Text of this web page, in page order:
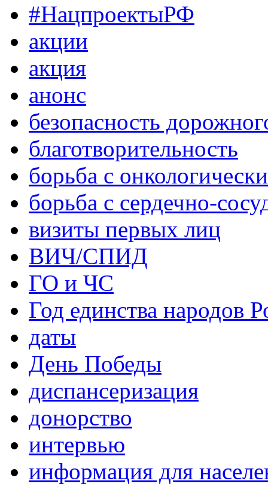
#НацпроектыРФ
акции
акция
анонс
безопасность
благотворительность
борьба с
борьба с сердечно-
визиты первых лиц
ВИЧ/СПИД
ГО и ЧС
Год единства народов
даты
День Победы
диспансеризация
донорство
интервью
информация для